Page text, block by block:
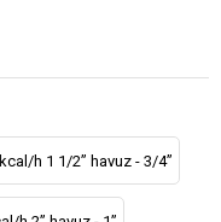
h 1 1/2” havuz - 3/4”